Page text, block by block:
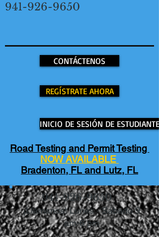
941-926-9650
CONTÁCTENOS
REGÍSTRATE AHORA
INICIO DE SESIÓN DE ESTUDIANTE
Road Testing and Permit Testing
NOW AVAILABLE
Bradenton, FL and Lutz, FL
941-926-9650
¡Llámanos! Lunes - Sábado 9
am-6 pm